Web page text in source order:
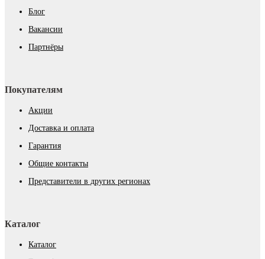
Блог
Вакансии
Партнёры
Покупателям
Акции
Доставка и оплата
Гарантия
Общие контакты
Представители в других регионах
Каталог
Каталог